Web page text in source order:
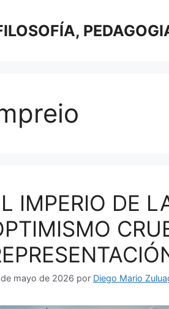
IMPERIO DE
de mayo de 2026 por Diego Mario